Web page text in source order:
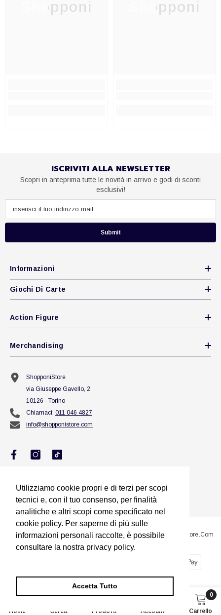
Utilizziamo cookie propri e di terzi per scopi
tecnici e, con il tuo consenso, per finalità
analitiche e altri scopi come specificato nel
cookie policy. Per saperne di più sulle
informazioni personali raccolte, è possibile
consultare la nostra privacy policy.
Accetta Tutto
Utilizziamo cookie propri e di terzi per scopi
tecnici e, con il tuo consenso, per finalità
analitiche e altri scopi come specificato nel
cookie policy. Per saperne di più sulle
informazioni personali raccolte, è possibile
consultare la nostra privacy policy.
Accetta Tutto
Shopponi Shopponi
ISCRIVITI ALLA NEWSLETTER
Scopri in anteprima tutte le novità in arrivo e godi di sconti
esclusivi!
Submit
Informazioni
Giochi Di Carte
Action Figure
Merchandising
ShopponiStore
via Giuseppe Gavello, 2
10126 - Torino
Chiamaci: 011 046 4827
info@shopponistore.com
@2023 Sito Proprietà Di Squillario Jessica Titolare Di ShopponiStore.com
Home Cerca Prodotti Account Carrello
0